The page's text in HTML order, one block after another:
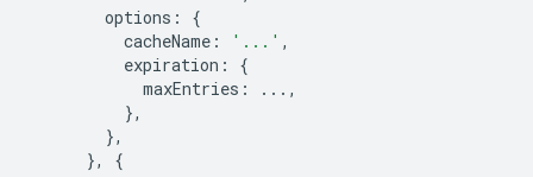
options :
{
cacheName : '...' ,
expiration :
{
maxEntries :
...,
},
},
},
{